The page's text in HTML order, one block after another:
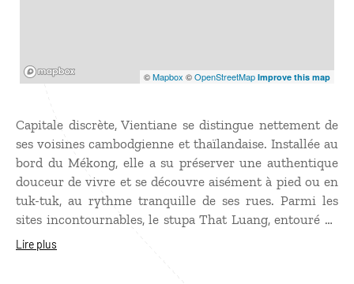
©Mapbox ©OpenStreetMap Improve this map
Capitale discrète, Vientiane se distingue nettement de
ses voisines cambodgienne et thaïlandaise. Installée au
bord du Mékong, elle a su préserver une authentique
douceur de vivre et se découvre aisément à pied ou en
tuk-tuk, au rythme tranquille de ses rues. Parmi les
sites incontournables, le stupa That Luang, entouré de
pelouses, de pagodes et de pavillons, renferme une
Lire plus